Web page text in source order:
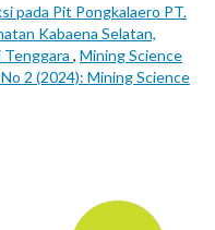
pada Pit Pongkalaero PT.
Kabaena Selatan,
Tenggara , Mining Science
2 (2024): Mining Science